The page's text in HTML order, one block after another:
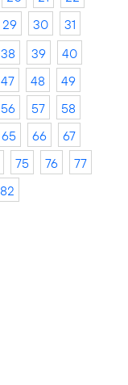
29 30
31
38 39
40
47 48
49
56 57
58
65 66
67
75 76
77
82